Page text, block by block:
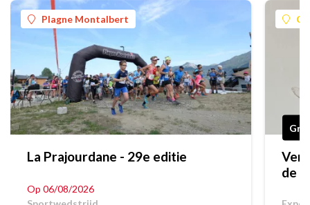
Plagne Montalbert
La Prajourdane - 29e editie
Op 06/08/2026
de